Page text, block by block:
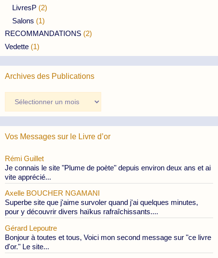
LivresP (2)
Salons (1)
RECOMMANDATIONS (2)
Vedette (1)
Archives des Publications
des
Publications
Vos Messages sur le Livre d’or
Rémi Guillet
Je connais le site "Plume de poète" depuis environ deux ans et ai
vite apprécié...
Axelle BOUCHER NGAMANI
Superbe site que j'aime survoler quand j'ai quelques minutes,
pour y découvrir divers haïkus rafraîchissants....
Gérard Lepoutre
Bonjour à toutes et tous, Voici mon second message sur "ce livre
d'or." Le site...